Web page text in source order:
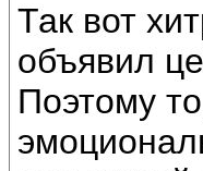
Так вот
объявил
Поэтому